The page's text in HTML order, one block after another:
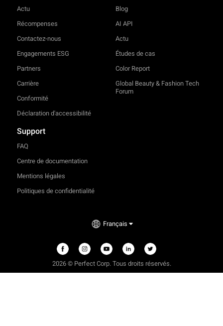
Actu
Récompenses
Contactez-nous
Engagements ESG
Partners
Carrière
Conformité
Déclaration d'accessibilité
Blog
AI API
Actu
Études de cas
Color Report
Global Beauty & Fashion Tech
Forum
Support
FAQ
Centre de documentation
Mentions légales
Politiques de confidentialité
Français
2026 © Perfect Corp. Tous droits réservés.